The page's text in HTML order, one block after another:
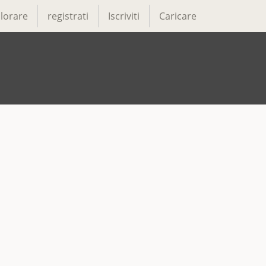
registrati Iscriviti Caricare